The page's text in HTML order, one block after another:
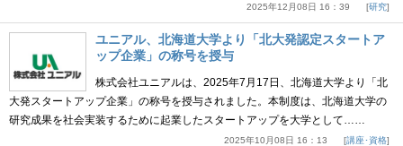
2025年12月08日 16：39 研究
ユニアル、北海道大学より「北大発認定スタートア
ップ企業」の称号を授与
株式会社ユニアルは、2025年7月17日、北海道大学より「北
大発スタートアップ企業」の称号を授与されました。本制度は、北海道大学の
研究成果を社会実装するために起業したスタートアップを大学として……
2025年10月08日 16：13 講座･資格